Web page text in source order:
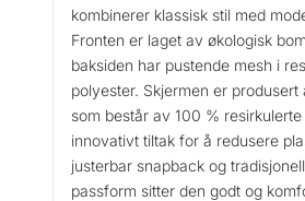
kombinerer klassisk stil med
Fronten er laget av økologisk
baksiden har pustende mesh i
polyester. Skjermen er produsert
som består av 100 %
innovativt tiltak for å redusere
justerbar snapback og
passform sitter den godt og